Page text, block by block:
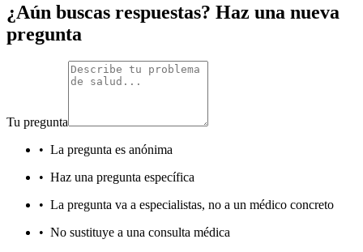
¿Aún buscas respuestas? Haz una nueva
pregunta
Tu pregunta
• La pregunta es anónima
• Haz una pregunta específica
• La pregunta va a especialistas, no a un médico concreto
• No sustituye a una consulta médica